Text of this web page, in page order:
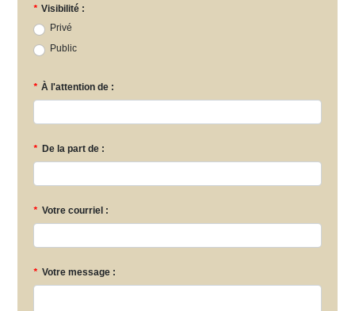
* Visibilité :
Privé
Public
* À l'attention de :
* De la part de :
* Votre courriel :
* Votre message :